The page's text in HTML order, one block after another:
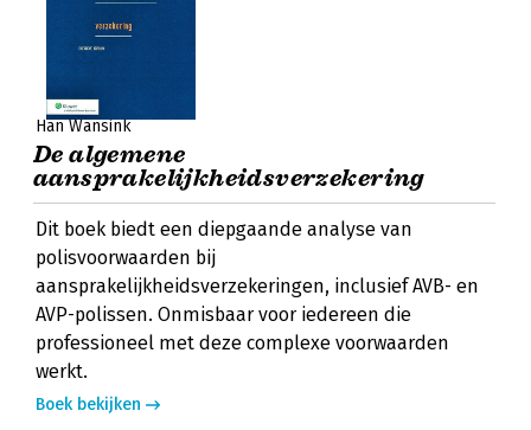
Han Wansink
De algemene
aansprakelijkheidsverzekering
Dit boek biedt een diepgaande analyse van
polisvoorwaarden bij
aansprakelijkheidsverzekeringen, inclusief AVB- en
AVP-polissen. Onmisbaar voor iedereen die
professioneel met deze complexe voorwaarden
werkt.
Boek bekijken